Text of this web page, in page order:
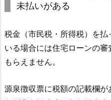
未払いがある
税金（市民税・所得税）を
いる場合には住宅ローンの
もらえません。
源泉徴収票に税額の記載欄が